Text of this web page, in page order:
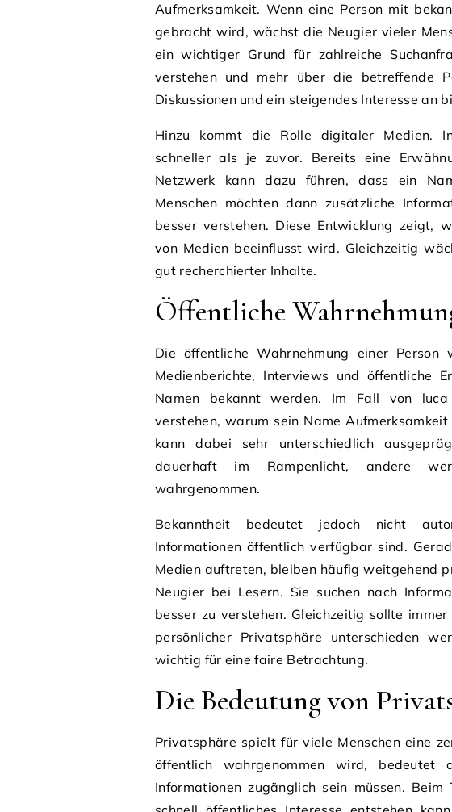
Aufmerksamkeit. Wenn eine Person mit
gebracht wird, wächst die Neugier vieler
ein wichtiger Grund für zahlreiche
verstehen und mehr über die betreffende
Diskussionen und ein steigendes Interesse an
Hinzu kommt die Rolle digitaler Medien.
schneller als je zuvor. Bereits eine
Netzwerk kann dazu führen, dass ein
Menschen möchten dann zusätzliche
besser verstehen. Diese Entwicklung zeigt,
von Medien beeinflusst wird. Gleichzeitig
gut recherchierter Inhalte.
Öffentliche
Die öffentliche Wahrnehmung einer
Medienberichte, Interviews und öffentliche
Namen bekannt werden. Im Fall von luca
verstehen, warum sein Name
kann dabei sehr unterschiedlich
dauerhaft im Rampenlicht, andere
wahrgenommen.
Bekanntheit bedeutet jedoch nicht
Informationen öffentlich verfügbar sind.
Medien auftreten, bleiben häufig weitgehend
Neugier bei Lesern. Sie suchen nach
besser zu verstehen. Gleichzeitig sollte
persönlicher Privatsphäre unterschieden
wichtig für eine faire Betrachtung.
Die Bedeutung von
Privatsphäre spielt für viele Menschen eine
öffentlich wahrgenommen wird, bedeutet
Informationen zugänglich sein müssen.